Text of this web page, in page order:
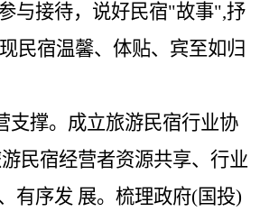
与接待，说好民宿"故事",抒
民宿温馨、体贴、宾至如归
撑。 成立旅游民宿行业协
民宿经营者资源共享、行业
有序发 展。梳理政府(国投)